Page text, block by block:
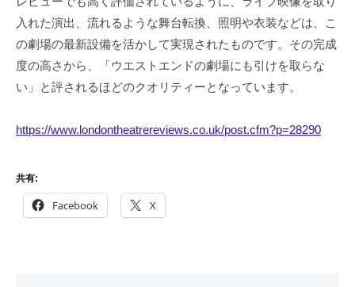
入れた演出、流れるような舞台転換、照明や衣装などは、こ
の劇場の最新設備を活かして実現されたものです。その完成
度の高さから、「ウエストエンドの劇場にも引けを取らな
い」と評されるほどのクオリティーとなっています。
https://www.londontheatrereviews.co.uk/post.cfm?p=28290
共有:
Facebook X